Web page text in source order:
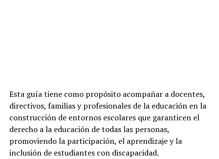
Esta guía tiene como propósito acompañar a docentes,
directivos, familias y profesionales de la educación en la
construcción de entornos escolares que garanticen el
derecho a la educación de todas las personas,
promoviendo la participación, el aprendizaje y la
inclusión de estudiantes con discapacidad.